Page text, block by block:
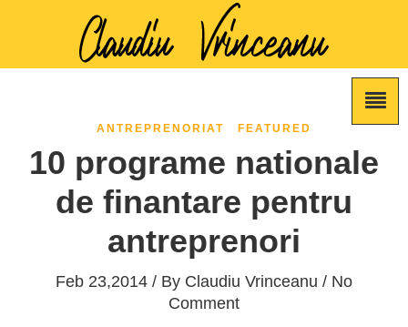
ANTREPRENORIAT FEATURED
10 programe nationale
de finantare pentru
antreprenori
Feb 23,2014 / By Claudiu Vrinceanu / No
Comment